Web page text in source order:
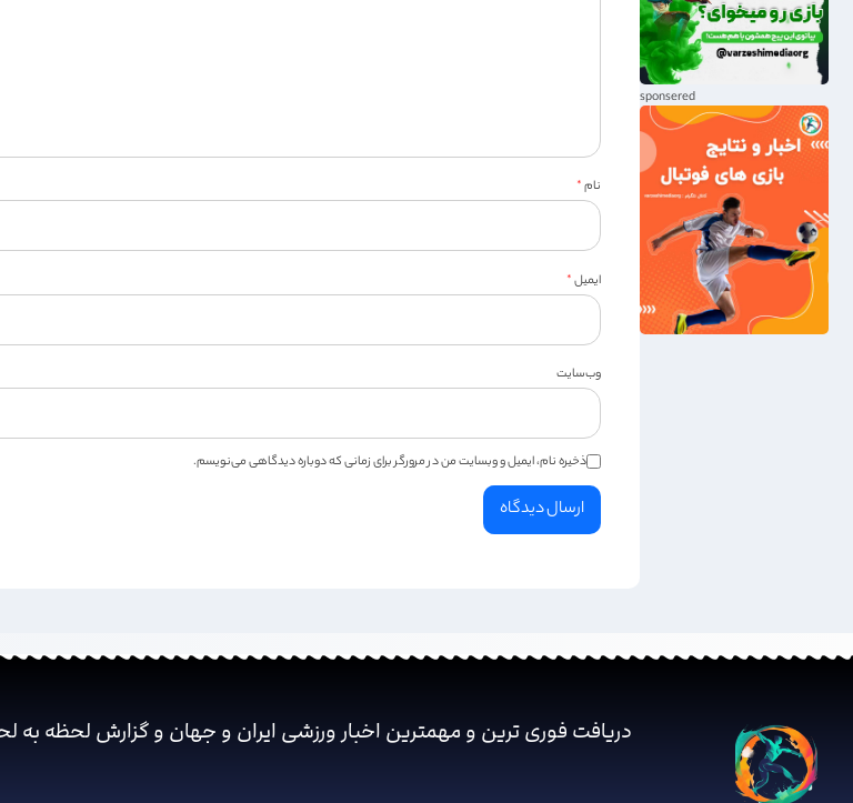
نام*
ایمیل*
وب‌سایت
ذخیره نام، ایمیل و وبسایت من در مرورگر برای زمانی که دوباره دیدگاهی می‌نویسم.
دریافت فوری ترین و مهمترین اخبار ورزشی ایران و جهان و گزارش لحظه